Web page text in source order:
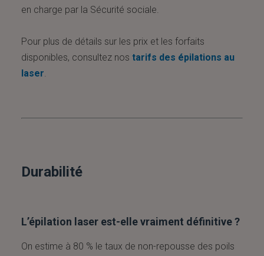
en charge par la Sécurité sociale.
Pour plus de détails sur les prix et les forfaits
disponibles, consultez nos tarifs des épilations au
laser.
Durabilité
L’épilation laser est-elle vraiment définitive ?
On estime à 80 % le taux de non-repousse des poils